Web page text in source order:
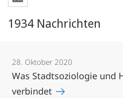
1934 Nachrichten
28. Oktober 2020
Was Stadtsoziologie und
verbindet